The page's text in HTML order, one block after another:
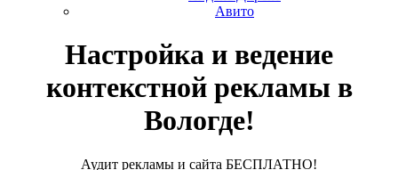
Авито
Настройка и ведение
контекстной рекламы в
Вологде!
Аудит рекламы и сайта БЕСПЛАТНО!